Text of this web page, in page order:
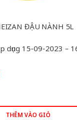
ĐẬU NÀNH 5L
dụng 15-09-2023 –
THÊM VÀO GIỎ